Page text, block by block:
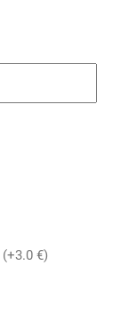
(+3.0 €)